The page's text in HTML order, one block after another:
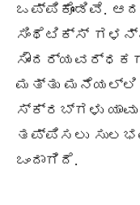
ಒಪ್ಪಿಕೊಂಡಿವೆ.
ಸಿಂಥೆಟಿಕ್ಸ್
ಮತ್ತು ಮನೆಯಲ್ಲಿ
ಸ್ಕ್ರಬ್‌ಗಳು
ತಪ್ಪಿಸಲು
ಒಂದಾಗಿದೆ.